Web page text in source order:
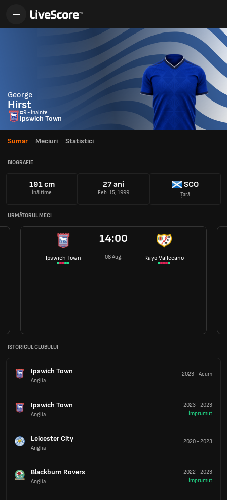
George
Hirst
#9 - Înainte
Ipswich Town
Sumar Meciuri Statistici
BIOGRAFIE
191 cm
Înălțime
27 ani
Feb. 15, 1999
SCO
Țară
URMĂTORUL MECI
Ipswich Town
14:00
08 Aug. Rayo Vallecano
ISTORICUL CLUBULUI
Ipswich Town
Anglia
2023-Acum
Ipswich Town
Anglia
2023-2023
Împrumut
Leicester City
Anglia
2020-2023
Blackburn Rovers
Anglia
2022-2023
Împrumut